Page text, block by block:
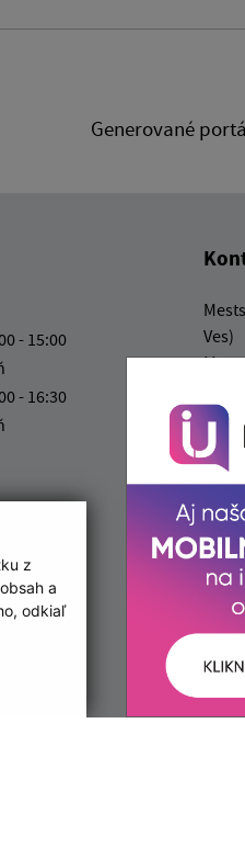
z
a
odkiaľ
Generované
- 15:00
- 16:30
Ves)
040
+421
IČO: